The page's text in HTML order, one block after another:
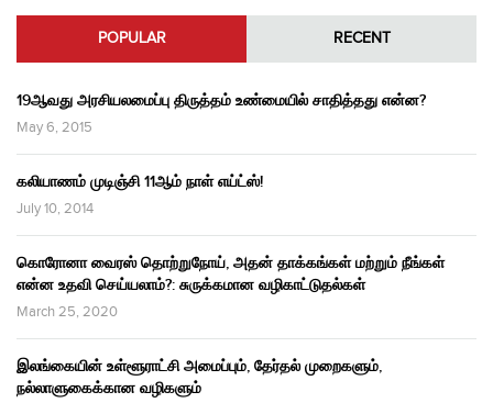
POPULAR RECENT
19ஆவது அரசியலமைப்பு திருத்தம் உண்மையில் சாதித்தது என்ன?
May 6, 2015
கலியாணம் முடிஞ்சி 11ஆம் நாள் எய்ட்ஸ்!
July 10, 2014
கொரோனா வைரஸ் தொற்றுநோய், அதன் தாக்கங்கள் மற்றும் நீங்கள்
என்ன உதவி செய்யலாம்?: சுருக்கமான வழிகாட்டுதல்கள்
March 25, 2020
இலங்கையின் உள்ளூராட்சி அமைப்பும், தேர்தல் முறைகளும்,
நல்லாளுகைக்கான வழிகளும்